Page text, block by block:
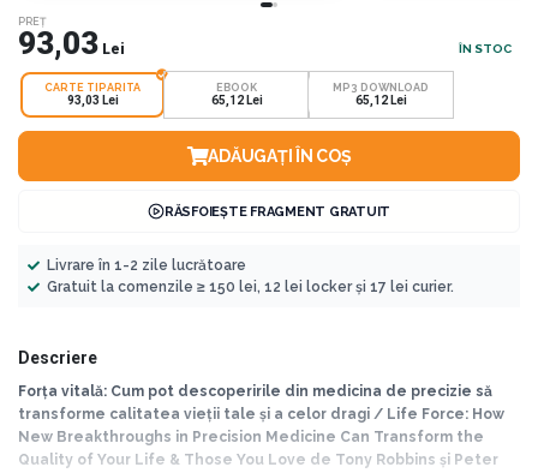
PREȚ
93,03 Lei ÎN STOC
CARTE TIPARITA
93,03 Lei
EBOOK
65,12 Lei
MP3 DOWNLOAD
65,12 Lei
ADĂUGAȚI ÎN COȘ
RĂSFOIEȘTE FRAGMENT GRATUIT
Livrare în 1-2 zile lucrătoare
Gratuit la comenzile ≥ 150 lei, 12 lei locker și 17 lei curier.
Descriere
Forța vitală: Cum pot descoperirile din medicina de precizie să
transforme calitatea vieții tale și a celor dragi / Life Force: How
New Breakthroughs in Precision Medicine Can Transform the
Quality of Your Life & Those You Love de Tony Robbins și Peter